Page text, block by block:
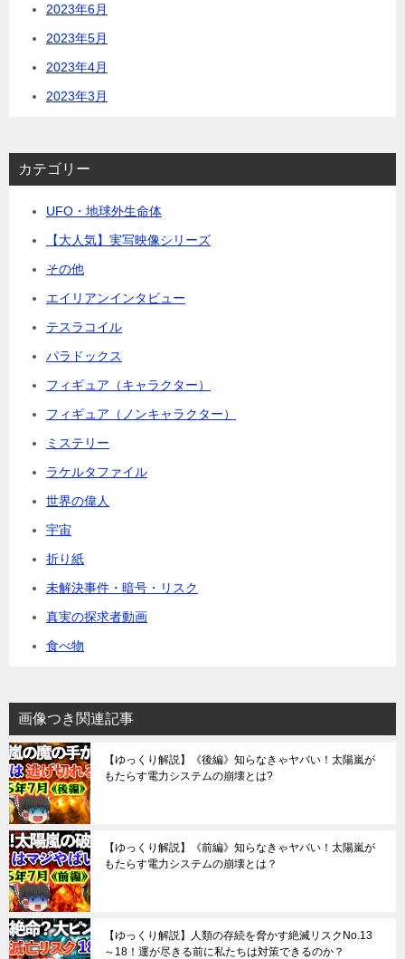
2023年6月
2023年5月
2023年4月
2023年3月
カテゴリー
UFO・地球外生命体
【大人気】実写映像シリーズ
その他
エイリアンインタビュー
テスラコイル
パラドックス
フィギュア（キャラクター）
フィギュア（ノンキャラクター）
ミステリー
ラケルタファイル
世界の偉人
宇宙
折り紙
未解決事件・暗号・リスク
真実の探求者動画
食べ物
画像つき関連記事
【ゆっくり解説】《後編》知らなきゃヤバい！太陽嵐が
もたらす電力システムの崩壊とは?
【ゆっくり解説】《前編》知らなきゃヤバい！太陽嵐が
もたらす電力システムの崩壊とは？
【ゆっくり解説】人類の存続を脅かす絶滅リスクNo.13
～18！運が尽きる前に私たちは対策できるのか？